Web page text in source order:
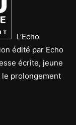
L’Echo
édité par Echo
écrite, jeune
le prolongement